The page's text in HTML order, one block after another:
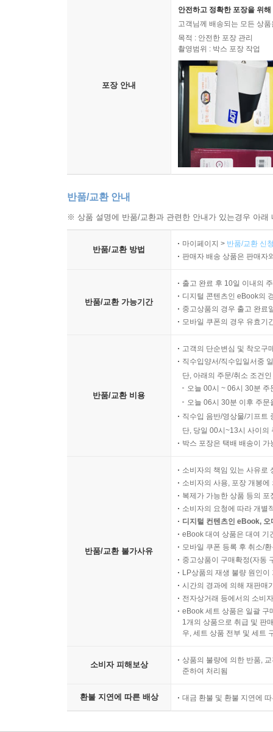
포장 안내
안전하고 정확한 포장을 위
고객님께 배송되는 모든 상
목적 : 안전한 포장 관리
촬영범위 : 박스 포장 작업
반품/교환 안내
※ 상품 설명에 반품/교환과 관련한 안내가 있는경우 아
반품/교환 방법
마이페이지 > 반품/교환 신
판매자 배송 상품은 판매자
반품/교환 가능기간
출고 완료 후 10일 이내의
디지털 콘텐츠인 eBook의
중고상품의 경우 출고 완료
모바일 쿠폰의 경우 유효기
반품/교환 비용
고객의 단순변심 및 착오구
직수입양서/직수입일서중
단, 아래의 주문/취소 조건
오늘 00시 ~ 06시 30분
오늘 06시 30분 이후 주
직수입 음반/영상물/기프트
단, 당일 00시~13시 사이의
박스 포장은 택배 배송이
반품/교환 불가사유
소비자의 책임 있는 사유로
소비자의 사용, 포장 개봉
복제가 가능한 상품 등의
소비자의 요청에 따라 개별
디지털 컨텐츠인 eBook,
eBook 대여 상품은 대여 기
모바일 쿠폰 등록 후 취소/
중고상품이 구매확정(자동
LP상품의 재생 불량 원인
시간의 경과에 의해 재판매
전자상거래 등에서의 소비
eBook 세트 상품은 일괄 구
1개의 상품으로 취급 및 판
우, 세트 상품 전부 및 세트
소비자 피해보상
상품의 불량에 의한 반품,
준하여 처리됨
환불 지연에 따른 배상 대금 환불 및 환불 지연에